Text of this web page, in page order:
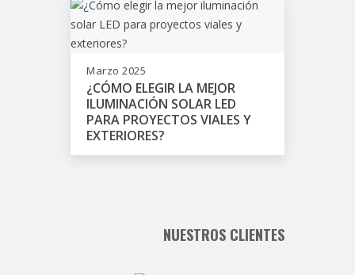
Marzo 2025
¿CÓMO ELEGIR LA MEJOR
ILUMINACIÓN SOLAR LED
PARA PROYECTOS VIALES Y
EXTERIORES?
NUESTROS CLIENTES